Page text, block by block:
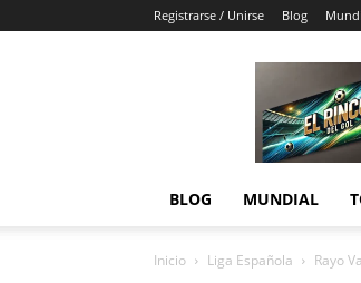
Registrarse / Unirse Blog
BLOG MUNDIAL
Inicio Liga Española Rayo